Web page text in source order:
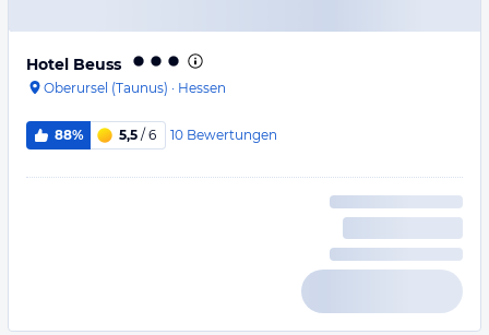
Hotel Beuss
Oberursel (Taunus) · Hessen
88% 5,5 / 6 10 Bewertungen